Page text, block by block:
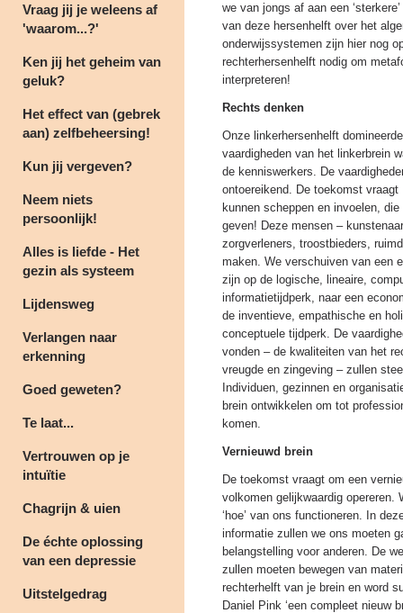
Vraag jij je weleens af
'waarom...?'
Ken jij het geheim van
geluk?
Het effect van (gebrek
aan) zelfbeheersing!
Kun jij vergeven?
Neem niets
persoonlijk!
Alles is liefde - Het
gezin als systeem
Lijdensweg
Verlangen naar
erkenning
Goed geweten?
Te laat...
Vertrouwen op je
intuïtie
Chagrijn & uien
De échte oplossing
van een depressie
Uitstelgedrag
we van jongs af aan een
van deze hersenhelft over het
onderwijssystemen zijn hier nog
rechterhersenhelft nodig om
interpreteren!
Rechts denken
Onze linkerhersenhelft
vaardigheden van het linkerbrein
de kenniswerkers. De
ontoereikend. De toekomst vraagt
kunnen scheppen en invoelen,
geven! Deze mensen –
zorgverleners, troostbieders,
maken. We verschuiven van een
zijn op de logische, lineaire,
informatietijdperk, naar een
de inventieve, empathische en
conceptuele tijdperk. De
vonden – de kwaliteiten van het
vreugde en zingeving – zullen
Individuen, gezinnen en
brein ontwikkelen om tot
komen.
Vernieuwd brein
De toekomst vraagt om een
volkomen gelijkwaardig opereren.
‘hoe’ van ons functioneren. In
informatie zullen we ons moeten
belangstelling voor anderen. De
zullen moeten bewegen van
rechterhelft van je brein en word
Daniel Pink ‘een compleet nieuw